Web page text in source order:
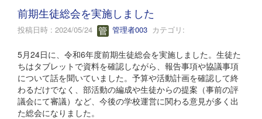
前期生徒総会を実施しました
投稿日時 : 2024/05/24 管理者003 カテゴリ:
5月24日に、令和6年度前期生徒総会を実施しました。生徒た
ちはタブレットで資料を確認しながら、報告事項や協議事項
について話を聞いていました。予算や活動計画を確認して終
わるだけでなく、部活動の編成や生徒からの提案（事前の評
議会にて審議）など、今後の学校運営に関わる意見が多く出
た総会になりました。